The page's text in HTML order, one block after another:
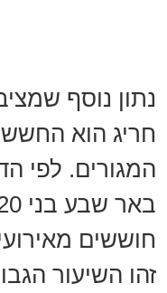
נתון נוסף
חריג הוא החשש
חוששים
זהו השיעור